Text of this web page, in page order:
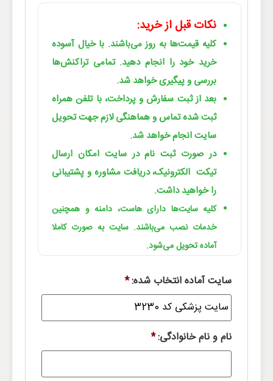
نکات قبل از خرید:
کلیه قیمت‌ها به روز می‌باشند. با خیال آسوده
خرید خود را انجام دهید. تمامی تراکنش‌ها
بررسی و پیگیری خواهد شد.
بعد از ثبت سفارش و پرداخت، با تلفن همراه
ثبت شده تماس و هماهنگی لازم جهت تحویل
سایت انجام خواهد شد.
در صورت ثبت نام در سایت امکان ارسال
تیکت الکترونیک، دریافت مشاوره و پشتیبانی
را خواهید داشت.
کلیه سایت‌ها دارای هاست، دامنه و همچنین
خدمات نصب می‌باشند. سایت به صورت کاملا
آماده تحویل می‌شود.
سایت آماده انتخاب شده:*
نام و نام خانوادگی:*